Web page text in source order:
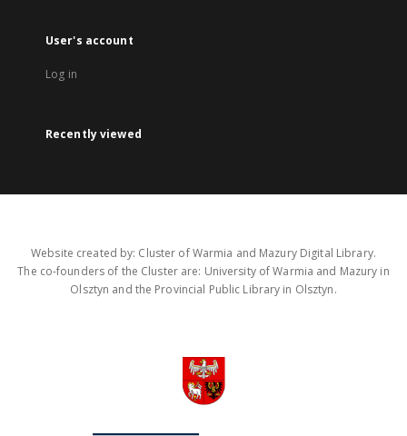
User's account
Log in
Recently viewed
Website created by: Cluster of Warmia and Mazury Digital Library.
The co-founders of the Cluster are: University of Warmia and Mazury in
Olsztyn and the Provincial Public Library in Olsztyn.